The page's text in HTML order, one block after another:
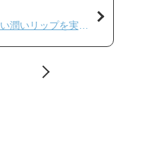
潤いリップを実現